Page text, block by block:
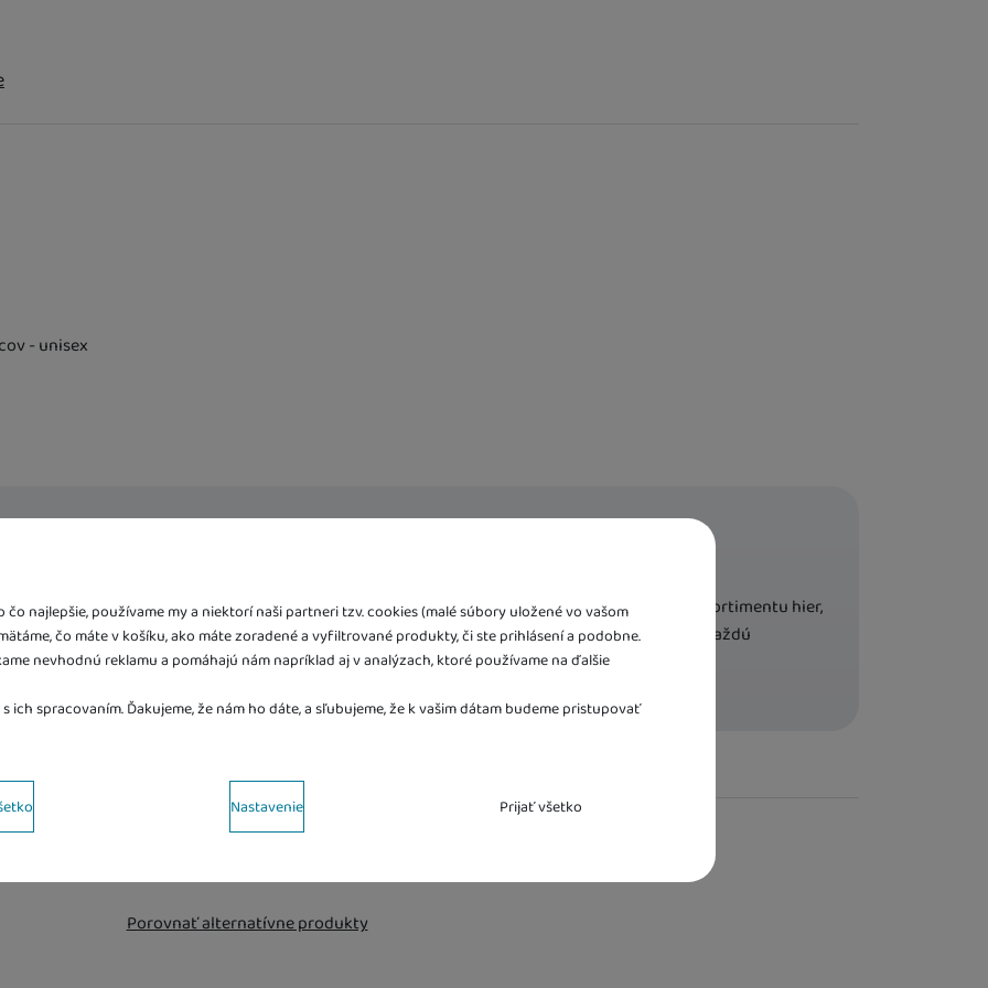
čo najlepšie, používame my a niektorí naši partneri tzv. cookies (malé súbory uložené vo vašom
čo máte v košíku, ako máte zoradené a vyfiltrované produkty, či ste prihlásení a podobne.
nevhodnú reklamu a pomáhajú nám napríklad aj v analýzach, ktoré používame na ďalšie
ich spracovaním. Ďakujeme, že nám ho dáte, a sľubujeme, že k vašim dátam budeme pristupovať
s kategóriami cookies
náš web nebude fungovať
funkcie
aby ste nemuseli všetko nastavovať znova a aby ste sa s nami mohli spojiť napr. pomocou chatu
Nastavenie Prijať všetko
- unisex
s viac ako 30-ročnou tradíciou, ktorá prináša radosť a zábavu prostredníctvom širokého sortimentu hier,
deti aj dospelých, kreatívne a vzdelávacie produkty, originálne darčeky aj luxusné priania na každú
Porovnať alternatívne produkty